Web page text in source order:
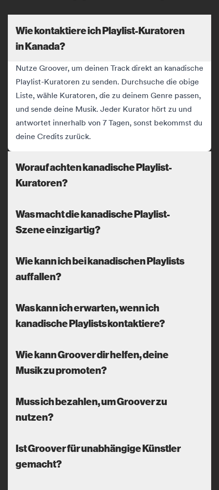
Wie kontaktiere ich Playlist-Kuratoren
in Kanada?
Nutze Groover, um deinen Track direkt an kanadische
Playlist-Kuratoren zu senden. Durchsuche die obige
Liste, wähle Kuratoren, die zu deinem Genre passen,
und sende deine Musik. Jeder Kurator hört zu und
antwortet innerhalb von 7 Tagen, sonst bekommst du
deine Credits zurück.
Worauf achten kanadische Playlist-
Kuratoren?
Was macht die kanadische Playlist-
Szene einzigartig?
Wie kann ich bei kanadischen Playlists
auffallen?
Was kann ich erwarten, wenn ich
kanadische Playlists kontaktiere?
Wie kann Groover dir helfen, deine
Musik zu promoten?
Muss ich bezahlen, um Groover zu
nutzen?
Ist Groover für unabhängige Künstler
gemacht?